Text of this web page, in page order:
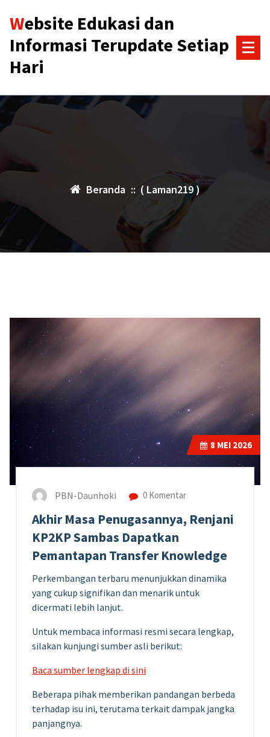
konten
Website Edukasi dan
Informasi Terupdate Setiap
Hari
Beranda :: ( Laman219 )
8 MEI 2026
PBN-Daunhoki 0 Komentar
Akhir Masa Penugasannya, Renjani
KP2KP Sambas Dapatkan
Pemantapan Transfer Knowledge
Perkembangan terbaru menunjukkan dinamika
yang cukup signifikan dan menarik untuk
dicermati lebih lanjut.
Untuk membaca informasi resmi secara lengkap,
silakan kunjungi sumber asli berikut:
Baca sumber lengkap di sini
Beberapa pihak memberikan pandangan berbeda
terhadap isu ini, terutama terkait dampak jangka
panjangnya.